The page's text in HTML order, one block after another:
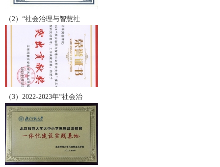
（2）“社会治理与智慧社
（3）2022-2023年“社会治